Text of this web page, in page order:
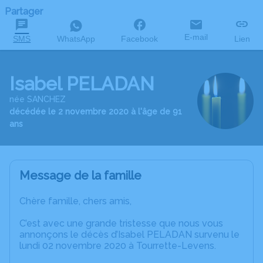
Partager
SMS WhatsApp Facebook E-mail Lien
Isabel PELADAN
née SANCHEZ
décédée le 2 novembre 2020 à l'âge de 91
ans
Message de la famille
Chère famille, chers amis,
C’est avec une grande tristesse que nous vous
annonçons le décès d’Isabel PELADAN survenu le
lundi 02 novembre 2020 à Tourrette-Levens.